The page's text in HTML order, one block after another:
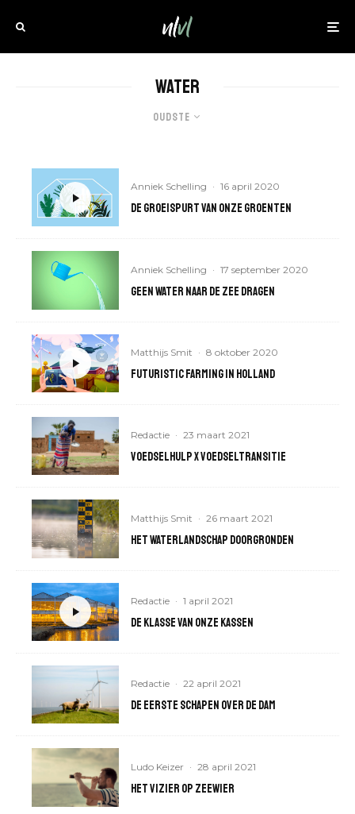
Water
Oudste
Anniek Schelling · 16 april 2020
De groeispurt van onze groenten
Anniek Schelling · 17 september 2020
Geen water naar de zee dragen
Matthijs Smit · 8 oktober 2020
Futuristic farming in Holland
Redactie · 23 maart 2021
Voedselhulp x voedseltransitie
Matthijs Smit · 26 maart 2021
Het waterlandschap doorgronden
Redactie · 1 april 2021
De klasse van onze kassen
Redactie · 22 april 2021
De eerste schapen over de dam
Ludo Keizer · 28 april 2021
Het vizier op zeewier